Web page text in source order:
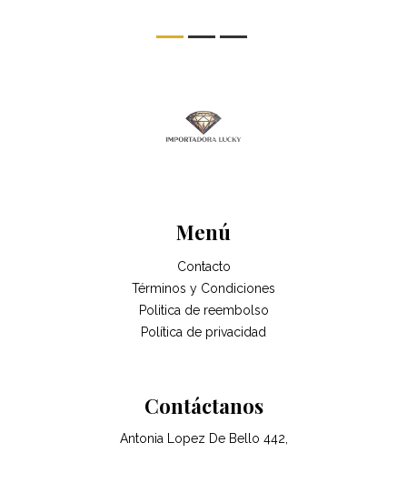
Menú
Contacto
Términos y Condiciones
Politica de reembolso
Política de privacidad
Contáctanos
Antonia Lopez De Bello 442,